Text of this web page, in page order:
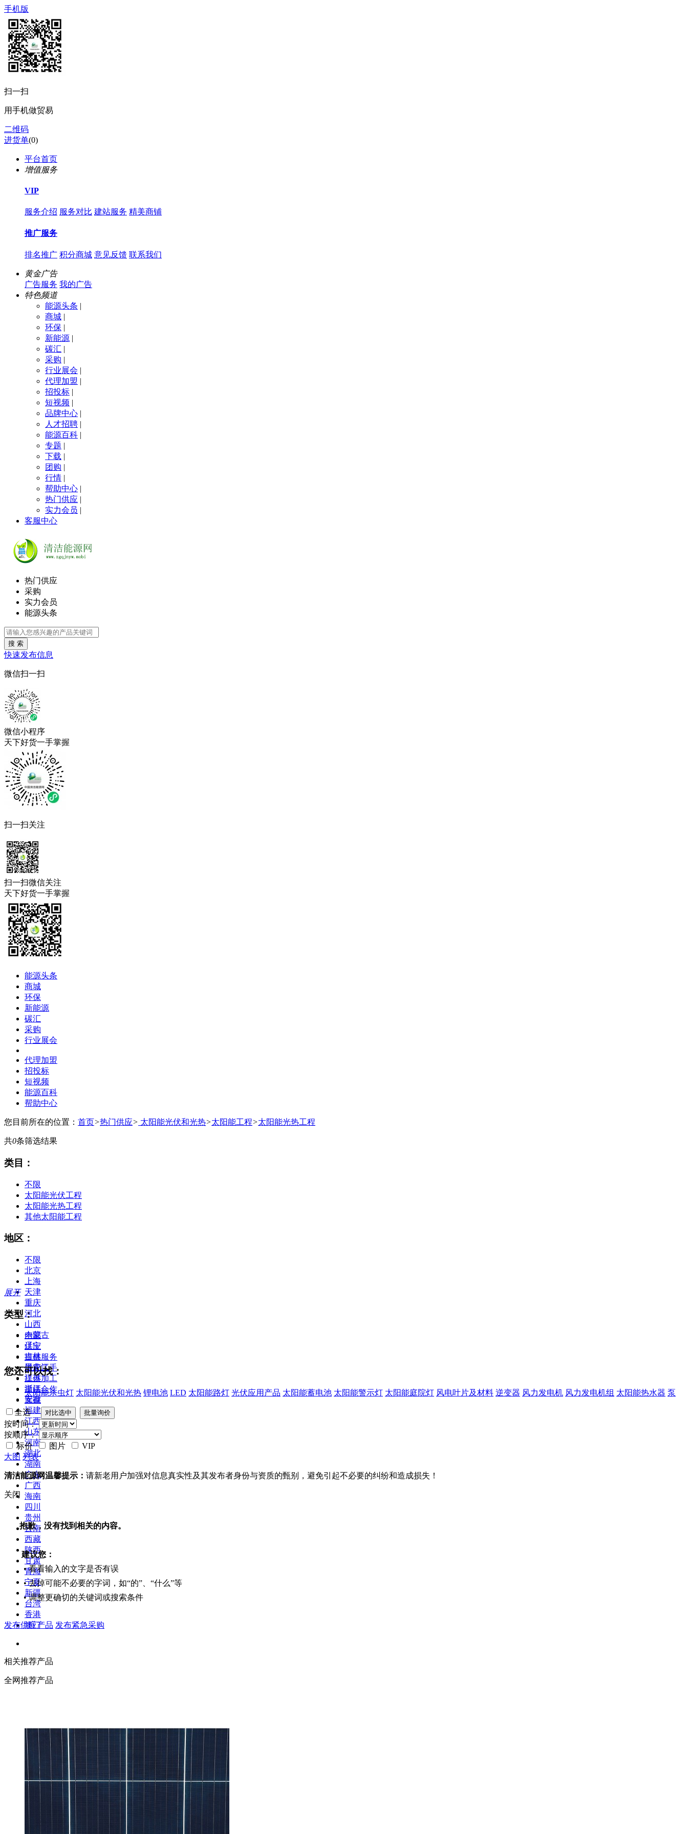
手机版
扫一扫
用手机做贸易
二维码
进货单(0)
平台首页
增值服务
VIP
服务介绍 服务对比 建站服务 精美商铺
推广服务
排名推广 积分商城 意见反馈 联系我们
黄金广告
广告服务 我的广告
特色频道
能源头条 |
商城 |
环保 |
新能源 |
碳汇 |
采购 |
行业展会 |
代理加盟 |
招投标 |
短视频 |
品牌中心 |
人才招聘 |
能源百科 |
专题 |
下载 |
团购 |
行情 |
帮助中心 |
热门供应 |
实力会员 |
客服中心
热门供应
采购
实力会员
能源头条
搜 索
快速发布信息
微信扫一扫
微信小程序
天下好货一手掌握
扫一扫关注
扫一扫微信关注
天下好货一手掌握
能源头条
商城
环保
新能源
碳汇
采购
行业展会
代理加盟
招投标
短视频
能源百科
帮助中心
您目前所在的位置： 首页>热门供应> 太阳能光伏和光热>太阳能工程>太阳能光热工程
共0条筛选结果
类目：
不限
太阳能光伏工程
太阳能光热工程
其他太阳能工程
地区：
不限
北京
上海
天津
重庆
河北
山西
内蒙古
辽宁
吉林
黑龙江
江苏
浙江
安徽
福建
江西
山东
河南
湖北
湖南
广东
广西
海南
四川
贵州
云南
西藏
陕西
甘肃
青海
宁夏
新疆
台湾
香港
澳门
展开
类型：
全部
供应
提供服务
供应二手
提供加工
提供合作
库存
您还可以找：
太阳能杀虫灯 太阳能光伏和光热 锂电池 LED 太阳能路灯 光伏应用产品 太阳能蓄电池 太阳能警示灯 太阳能庭院灯 风电叶片及材料 逆变器 风力发电机 风力发电机组 太阳能热水器 泵
全选
按时间：
按顺序：
标价
图片
VIP
大图 列表
清洁能源网温馨提示： 请新老用户加强对信息真实性及其发布者身份与资质的甄别，避免引起不必要的纠纷和造成损失！
关闭
抱歉，没有找到相关的内容。
建议您：
• 看看输入的文字是否有误
• 去掉可能不必要的字词，如“的”、“什么”等
• 调整更确切的关键词或搜索条件
发布供应产品 发布紧急采购
相关推荐产品
全网推荐产品